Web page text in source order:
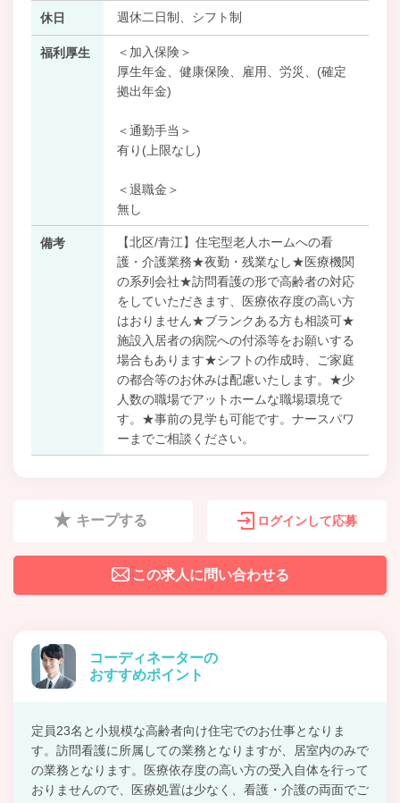
休日 週休二日制、シフト制
福利厚生
＜加入保険＞
厚生年金、健康保険、雇用、労災、(確定
拠出年金)
＜通勤手当＞
有り(上限なし)
＜退職金＞
無し
備考
【北区/青江】住宅型老人ホームへの看
護・介護業務★夜勤・残業なし★医療機関
の系列会社★訪問看護の形で高齢者の対応
をしていただきます、医療依存度の高い方
はおりません★ブランクある方も相談可★
施設入居者の病院への付添等をお願いする
場合もあります★シフトの作成時、ご家庭
の都合等のお休みは配慮いたします。★少
人数の職場でアットホームな職場環境で
す。★事前の見学も可能です。ナースパワ
ーまでご相談ください。
キープする ログインして応募
この求人に問い合わせる
コーディネーターの
おすすめポイント
定員23名と小規模な高齢者向け住宅でのお仕事となりま
す。訪問看護に所属しての業務となりますが、居室内のみで
の業務となります。医療依存度の高い方の受入自体を行って
おりませんので、医療処置は少なく、看護・介護の両面でご